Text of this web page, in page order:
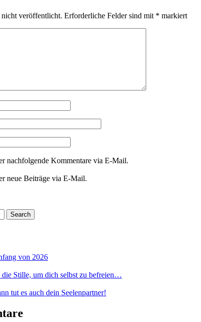
veröffentlicht. Erforderliche Felder sind mit * markiert
nachfolgende Kommentare via E-Mail.
neue Beiträge via E-Mail.
Search
von 2026
die Stille, um dich selbst zu befreien…
tut es auch dein Seelenpartner!